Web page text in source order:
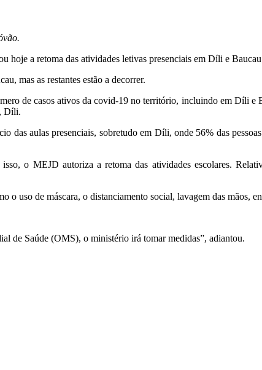
a retoma das atividades letivas presenciais em Díli e
mas as restantes estão a decorrer.
de casos ativos da covid-19 no território, incluindo em Díli e
Díli.
aulas presenciais, sobretudo em Díli, onde 56% das
o MEJD autoriza a retoma das atividades escolares.
o uso de máscara, o distanciamento social, lavagem das mãos,
de Saúde (OMS), o ministério irá tomar medidas”, adiantou.